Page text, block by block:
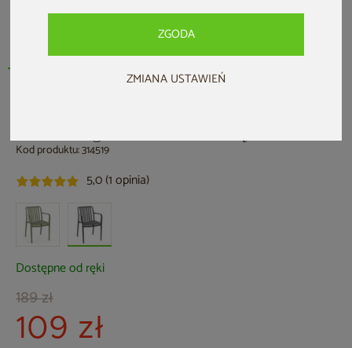
ZGODA
ZMIANA USTAWIEŃ
Kod produktu: 314519
5,0 (1 opinia)
Dostępne od ręki
189 zł
109 zł